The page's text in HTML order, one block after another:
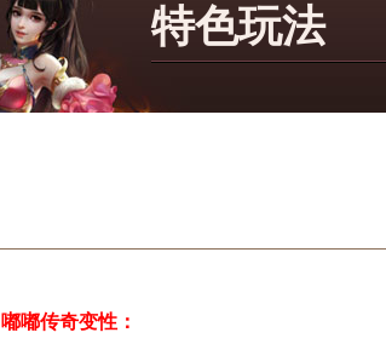
特色玩法
嘟嘟传奇变性：